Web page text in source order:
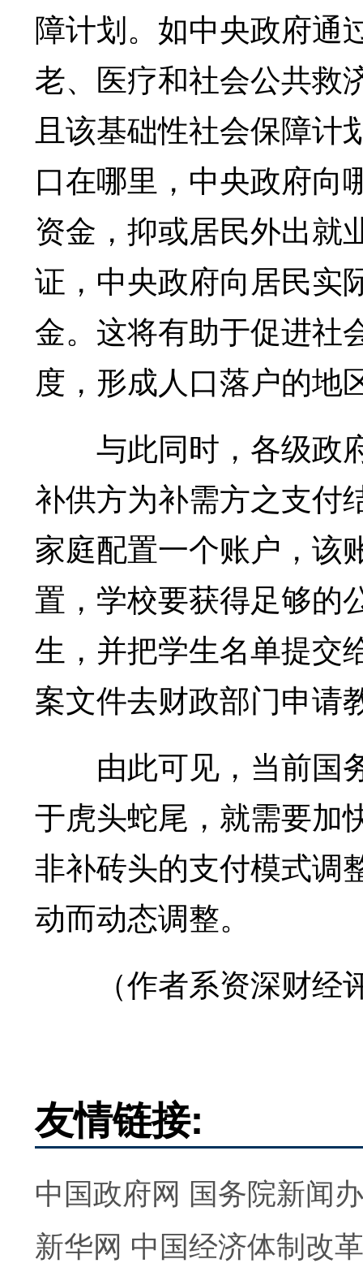
障计划。如中央政府通
老、医疗和社会公共救
且该基础性社会保障
口在哪里，中央政府向
资金，抑或居民外出就
证，中央政府向居民实
金。这将有助于促进社
度，形成人口落户的地
与此同时，各级政
补供方为补需方之支付
家庭配置一个账户，该
置，学校要获得足够的
生，并把学生名单提交
案文件去财政部门申请
由此可见，当前国
于虎头蛇尾，就需要加
非补砖头的支付模式调
动而动态调整。
（作者系资深财经
友情链接:
中国政府网 国务院新闻
新华网 中国经济体制改